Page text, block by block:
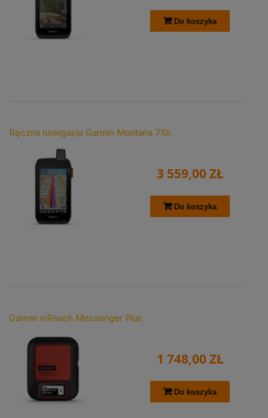
Do koszyka
Ręczna nawigacja Garmin Montana 710i
3 559,00 ZŁ
Do koszyka
Garmin inReach Messenger Plus
1 748,00 ZŁ
Do koszyka